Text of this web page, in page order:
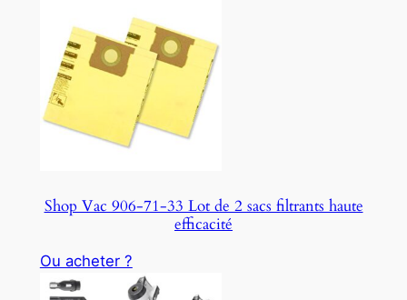
Shop Vac 906-71-33 Lot de 2 sacs filtrants haute
efficacité
Ou acheter ?